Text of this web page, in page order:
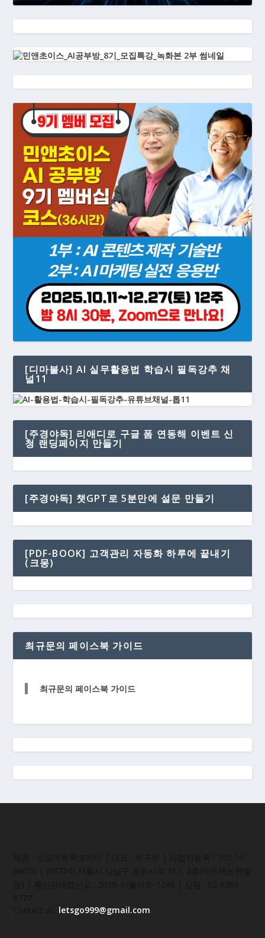
[디마불사] AI 실무활용법 학습시 필독강추 채
널11
[주경야독] 리애디로 구글 폼 연동해 이벤트 신
청 랜딩페이지 만들기
[주경야독] 챗GPT로 5분만에 설문 만들기
[PDF-BOOK] 고객관리 자동화 하루에 끝내기
(크몽)
최규문의 페이스북 가이드
최규문의 페이스북 가이드
letsgo999@gmail.com